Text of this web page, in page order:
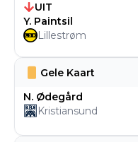
Gele Kaart
N. Ødegård
Kristiansund
UIT
Y. Paintsil
Lillestrøm